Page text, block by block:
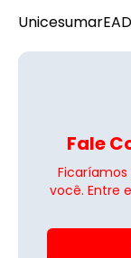
UnicesumarEAD
Fale
você. Entre